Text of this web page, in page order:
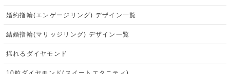
婚約指輪(エンゲージリング) デザイン一覧
結婚指輪(マリッジリング) デザイン一覧
揺れるダイヤモンド